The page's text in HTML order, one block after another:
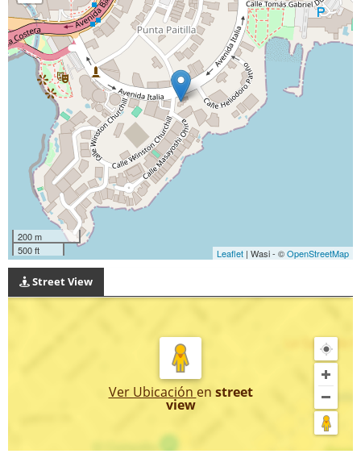
200 m
500 ft
Leaflet | Wasi - ©OpenStreetMap
Street View
Ver Ubicación en street
view